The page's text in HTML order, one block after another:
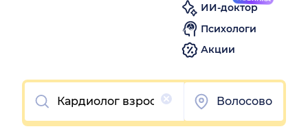
ИИ-доктор
Психологи
Акции
Очистить
Волосово